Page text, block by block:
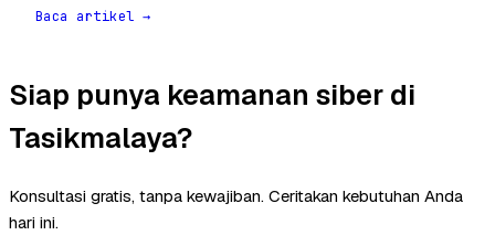
Baca artikel →
Siap punya keamanan siber di
Tasikmalaya?
Konsultasi gratis, tanpa kewajiban. Ceritakan kebutuhan Anda
hari ini.